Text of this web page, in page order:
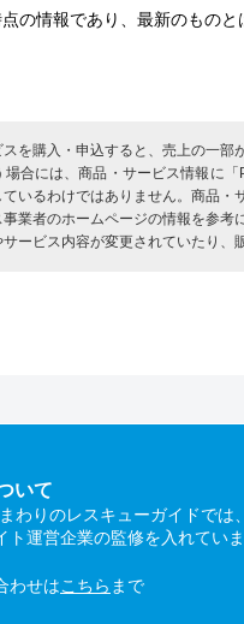
の情報であり、最新のものと
を購入・申込すると、売上の一
場合には、商品・サービス情報に
いるわけではありません。商品
業者のホームページの情報を参
ービス内容が変更されていたり、
いて
わりのレスキューガイドで
運営企業の監修を入れていま
わせはこちら まで